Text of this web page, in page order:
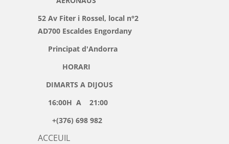
52 Av Fiter i Rossel, local n°2
AD700 Escaldes Engordany
Principat d'Andorra
HORARI
DIMARTS A DIJOUS
16:00H A 21:00
+(376) 698 982
ACCEUIL